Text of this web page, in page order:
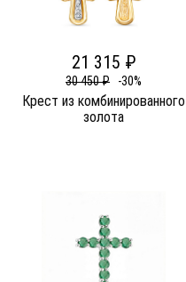
21 315 ₽
30 450 ₽ -30%
Крест из комбинированного
золота